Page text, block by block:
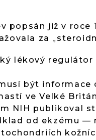
popsán již v roce
za
lékový
být informace
ve Velké
NIH publikoval
od ekzému —